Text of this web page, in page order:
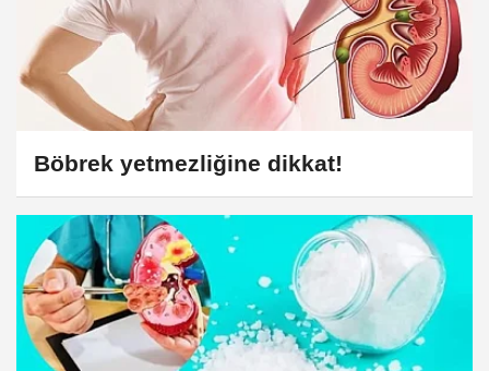
Böbrek yetmezliğine dikkat!